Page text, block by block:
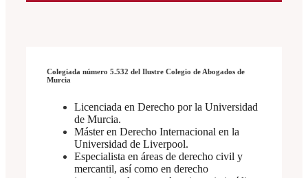
Colegiada número 5.532 del Ilustre Colegio de Abogados de
Murcia
Licenciada en Derecho por la Universidad
de Murcia.
Máster en Derecho Internacional en la
Universidad de Liverpool.
Especialista en áreas de derecho civil y
mercantil, así como en derecho